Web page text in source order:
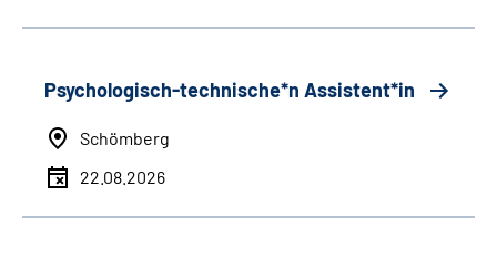
Psychologisch-technische*n Assistent*in
Schömberg
22.08.2026